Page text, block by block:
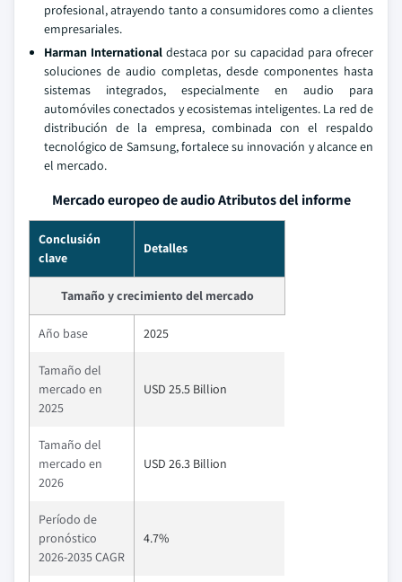
profesional, atrayendo tanto a consumidores como a clientes
empresariales.
Harman International destaca por su capacidad para ofrecer
soluciones de audio completas, desde componentes hasta
sistemas integrados, especialmente en audio para
automóviles conectados y ecosistemas inteligentes. La red de
distribución de la empresa, combinada con el respaldo
tecnológico de Samsung, fortalece su innovación y alcance en
el mercado.
Mercado europeo de audio Atributos del informe
Conclusión
clave
Detalles
Tamaño y crecimiento del mercado
Año base 2025
Tamaño del
mercado en
2025
USD 25.5 Billion
Tamaño del
mercado en
2026
USD 26.3 Billion
Período de
pronóstico
2026-2035 CAGR
4.7%